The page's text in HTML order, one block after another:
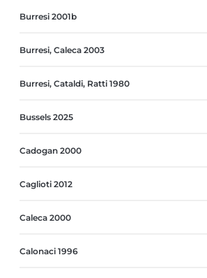
Burresi 2001b
Burresi, Caleca 2003
Burresi, Cataldi, Ratti 1980
Bussels 2025
Cadogan 2000
Caglioti 2012
Caleca 2000
Calonaci 1996